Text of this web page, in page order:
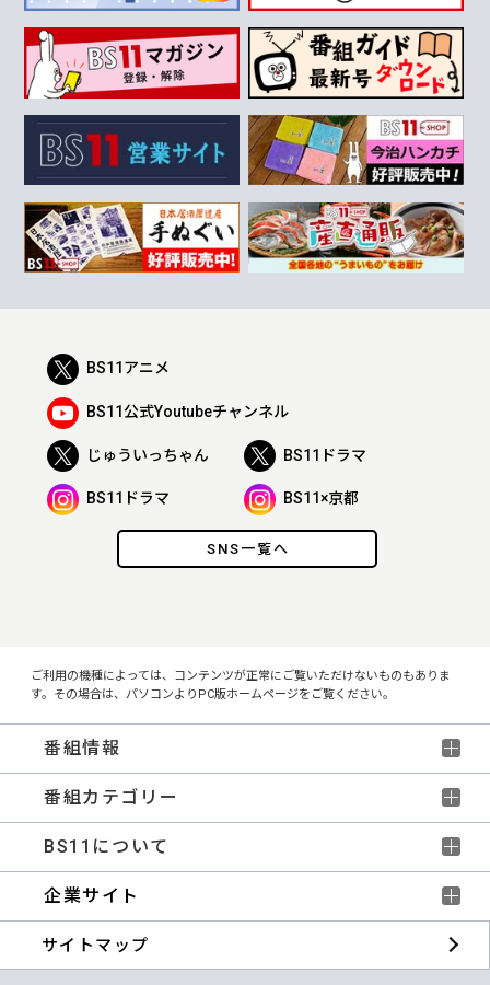
SNS一覧へ
BS11アニメ
BS11公式Youtubeチャンネル
じゅういっちゃん BS11ドラマ
BS11ドラマ BS11×京都
ご利用の機種によっては、コンテンツが正常にご覧いただけないものもありま
す。その場合は、パソコンよりPC版ホームページをご覧ください。
番組情報
番組カテゴリー
BS11について
企業サイト
サイトマップ